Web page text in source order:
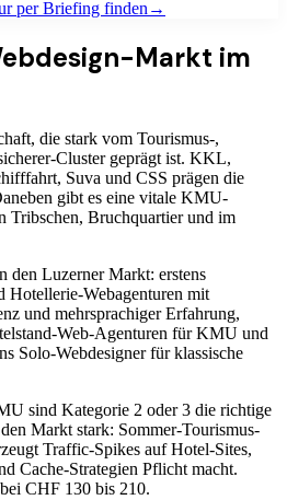
per Briefing finden →
Markt im
die stark vom Tourismus-,
Cluster geprägt ist. KKL,
Suva und CSS prägen die
gibt es eine vitale KMU-
Tribschen, Bruchquartier und im
den Luzerner Markt: erstens
Hotellerie-Webagenturen mit
und mehrsprachiger Erfahrung,
Web-Agenturen für KMU und
Solo-Webdesigner für klassische
sind Kategorie 2 oder 3 die richtige
Markt stark: Sommer-Tourismus-
Traffic-Spikes auf Hotel-Sites,
Cache-Strategien Pflicht macht.
CHF 130 bis 210.